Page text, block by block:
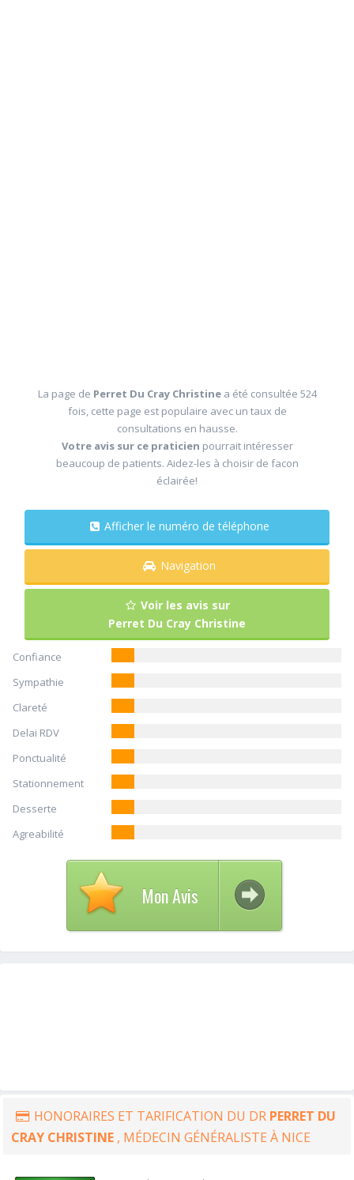
La page de Perret Du Cray Christine a été consultée 524
fois, cette page est populaire avec un taux de
consultations en hausse.
Votre avis sur ce praticien pourrait intéresser
beaucoup de patients. Aidez-les à choisir de facon
éclairée!
Afficher le numéro de téléphone
Navigation
Voir les avis sur
Perret Du Cray Christine
Confiance
Sympathie
Clareté
Delai RDV
Ponctualité
Stationnement
Desserte
Agreabilité
Mon Avis
HONORAIRES ET TARIFICATION DU DR PERRET DU
CRAY CHRISTINE , MÉDECIN GÉNÉRALISTE À NICE